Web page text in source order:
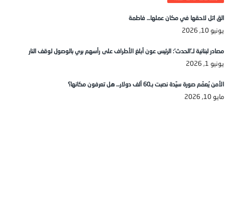
الق اتل لاحقها في مكان عملها… فاطمة
يونيو 10, 2026
مصادر لبنانية لـ’الحدث’: الرئيس عون أبلغ الأطراف على رأسهم بري بالوصول لوقف النار
يونيو 1, 2026
الأمن يُعمّم صورة سيّدة نصبت بـ60 ألف دولار… هل تعرفون مكانها؟
مايو 10, 2026